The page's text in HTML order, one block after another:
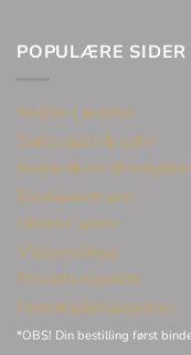
POPULÆRE SIDER
Huller i ørerne
Sælg guld & sølv
Reparation af
Eksklusive ure
Unikke varer
Vielsesringe
Privatlivspolitik
Handelsbetingelser
*OBS! Din bestilling først